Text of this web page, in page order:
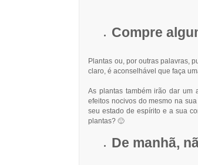
Compre
Plantas ou, por outras palavras,
claro, é aconselhável que faça
As plantas também irão dar um
efeitos nocivos do mesmo na
seu estado de espírito e a sua
plantas? 🙂
De manhã,